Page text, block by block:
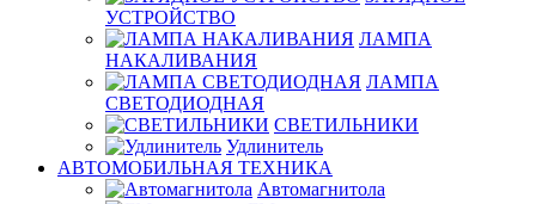
УСТРОЙСТВО
ЛАМПА
НАКАЛИВАНИЯ
ЛАМПА
СВЕТОДИОДНАЯ
СВЕТИЛЬНИКИ
Удлинитель
АВТОМОБИЛЬНАЯ ТЕХНИКА
Автомагнитола